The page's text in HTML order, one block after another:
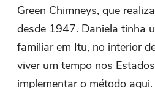
Green Chimneys, que
desde 1947. Daniela tinha
familiar em Itu, no interior
viver um tempo nos
implementar o método aqui.